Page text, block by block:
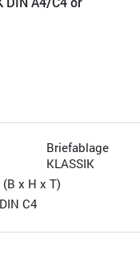
Briefablage
KLASSIK
(B x H x T)
C4